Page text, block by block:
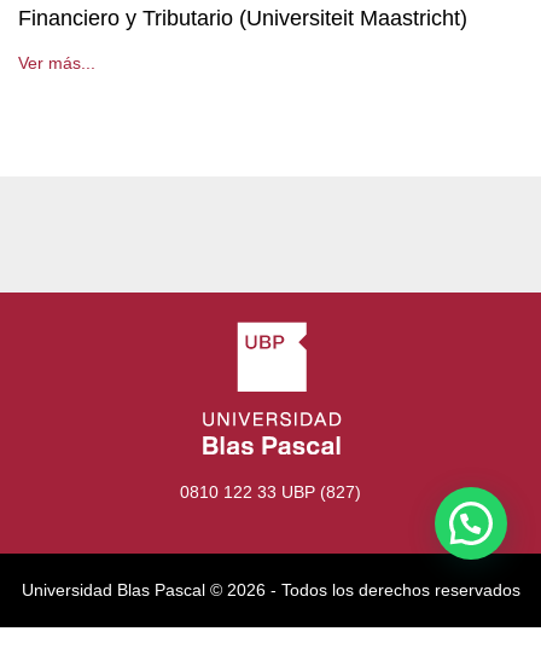
Financiero y Tributario (Universiteit Maastricht)
Ver más...
0810 122 33 UBP (827)
Universidad Blas Pascal ©️ 2026 - Todos los derechos reservados